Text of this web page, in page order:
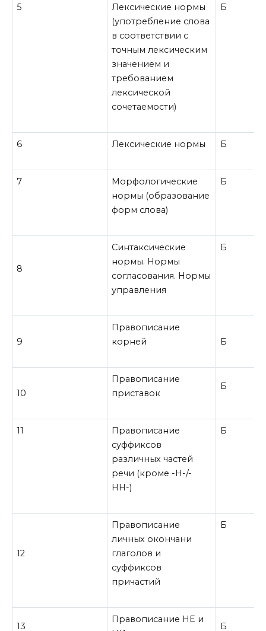
5
Лексические нормы
(употребление слова
в соответствии с
точным лексическим
значением и
требованием
лексической
сочетаемости)
Б
6 Лексические нормы Б
7
Морфологические
нормы (образование
форм слова)
Б
8
Синтаксические
нормы. Нормы
согласования. Нормы
управления
Б
9
Правописание
корней
Б
10
Правописание
приставок
Б
11
Правописание
суффиксов
различных частей
речи (кроме -Н-/-
НН-)
Б
12
Правописание
личных окончани
глаголов и
суффиксов
причастий
Б
13
Правописание НЕ и
Б